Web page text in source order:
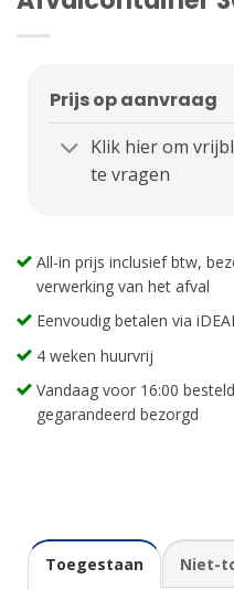
Prijs op aanvraag
Klik hier om
te vragen
All-in prijs inclusief btw,
verwerking van het afval
Eenvoudig betalen via
4 weken huurvrij
Vandaag voor 16:00
gegarandeerd bezorgd
Toegestaan Niet-